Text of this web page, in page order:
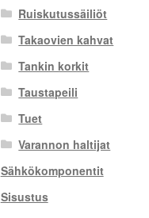
Ruiskutussäiliöt
Takaovien kahvat
Tankin korkit
Taustapeili
Tuet
Varannon haltijat
Sähkökomponentit
Sisustus